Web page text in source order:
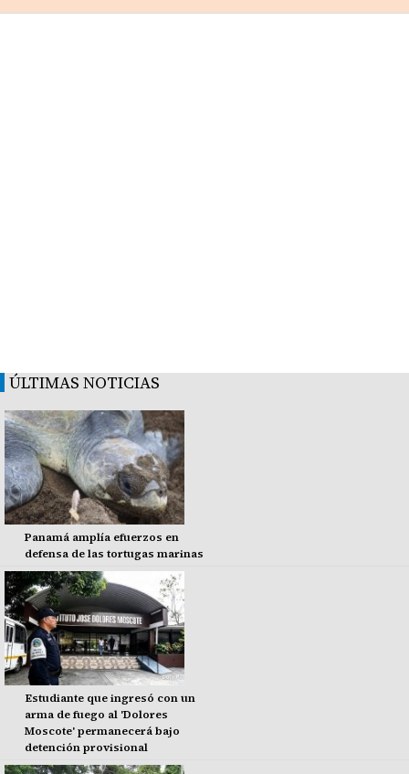
ÚLTIMAS NOTICIAS
Panamá amplía efuerzos en
defensa de las tortugas marinas
Estudiante que ingresó con un
arma de fuego al 'Dolores
Moscote' permanecerá bajo
detención provisional